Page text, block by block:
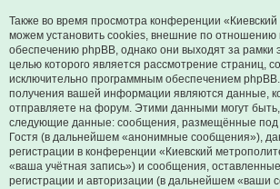
Также во время просмотра конференции
можем установить cookies, внешние по отношению
обеспечению phpBB, однако они выходят за рамки
целью которого является рассмотрение страниц,
исключительно программным обеспечением
получения вашей информации являются данные,
отправляете на форум. Этими данными могут
следующие данные: сообщения, размещённые под
Гостя (в дальнейшем «анонимные сообщения»),
регистрации в конференции «Киевский
«ваша учётная запись») и сообщения,
регистрации и авторизации (в дальнейшем «ваши